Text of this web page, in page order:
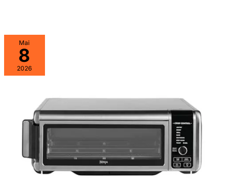
Mai
8
2026